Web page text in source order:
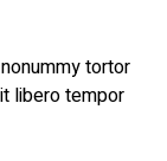
tortor
libero tempor